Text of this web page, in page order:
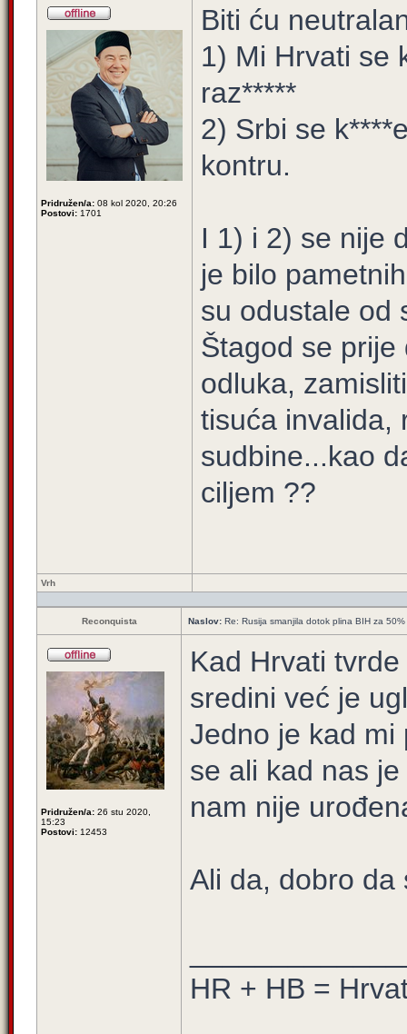
Pridružen/a: 08 kol 2020, 20:26
Postovi: 1701
Biti ću
1) Mi Hrvati se
raz*****
2) Srbi se
kontru.
I 1) i 2) se nije
je bilo
su odustale od
Štagod se
odluka,
tisuća invalida,
sudbine...kao
ciljem ??
Vrh
Reconquista Naslov: Re: Rusija smanjila dotok plina BIH za 50%
Pridružen/a: 26 stu 2020,
15:23
Postovi: 12453
Kad Hrvati
sredini već je
Jedno je kad mi
se ali kad nas
nam nije
Ali da, dobro da
HR + HB =